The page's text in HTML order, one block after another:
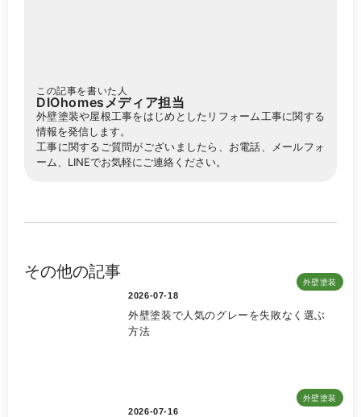
この記事を書いた人
DIOhomesメディア担当
外壁塗装や屋根工事をはじめとしたリフォーム工事に関する
情報を発信します。
工事に関するご質問がございましたら、お電話、メールフォ
ーム、LINEでお気軽にご連絡ください。
その他の記事
外壁塗装
2026-07-18
外壁塗装で人気のグレーを失敗なく選ぶ
方法
外壁塗装
2026-07-16